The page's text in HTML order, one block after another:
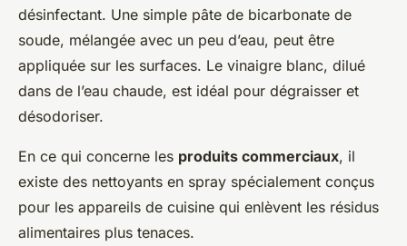
désinfectant. Une simple pâte de bicarbonate de
soude, mélangée avec un peu d’eau, peut être
appliquée sur les surfaces. Le vinaigre blanc, dilué
dans de l’eau chaude, est idéal pour dégraisser et
désodoriser.
En ce qui concerne les produits commerciaux, il
existe des nettoyants en spray spécialement conçus
pour les appareils de cuisine qui enlèvent les résidus
alimentaires plus tenaces.